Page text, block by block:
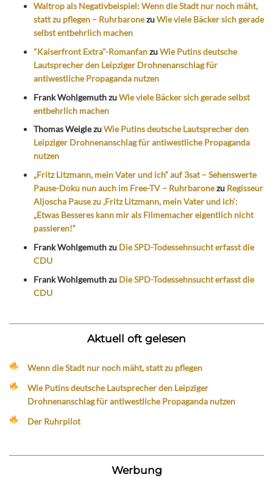
Waltrop als Negativbeispiel: Wenn die Stadt nur noch mäht,
statt zu pflegen – RuhrbaronezuWie viele Bäcker sich gerade
selbst entbehrlich machen
"Kaiserfront Extra"-RomanfanzuWie Putins deutsche
Lautsprecher den Leipziger Drohnenanschlag für
antiwestliche Propaganda nutzen
Frank WohlgemuthzuWie viele Bäcker sich gerade selbst
entbehrlich machen
Thomas WeiglezuWie Putins deutsche Lautsprecher den
Leipziger Drohnenanschlag für antiwestliche Propaganda
nutzen
„Fritz Litzmann, mein Vater und ich“ auf 3sat – Sehenswerte
Pause-Doku nun auch im Free-TV – Ruhrbaronezu Regisseur
Aljoscha Pause zu ‚Fritz Litzmann, mein Vater und ich‘:
„Etwas Besseres kann mir als Filmemacher eigentlich nicht
passieren!“
Frank Wohlgemuthzu Die SPD-Todessehnsucht erfasst die
CDU
Frank Wohlgemuthzu Die SPD-Todessehnsucht erfasst die
CDU
Aktuell oft gelesen
Wenn die Stadt nur noch mäht, statt zu pflegen
Wie Putins deutsche Lautsprecher den Leipziger
Drohnenanschlag für antiwestliche Propaganda nutzen
Der Ruhrpilot
Werbung